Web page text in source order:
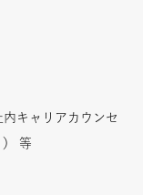
キャリアカウンセ
等